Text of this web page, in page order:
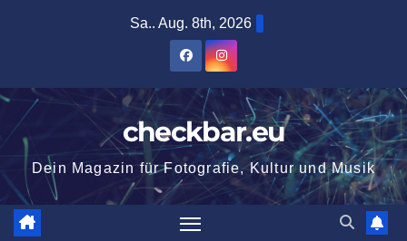
Sa.. Aug. 8th, 2026
checkbar.eu
Dein Magazin für Fotografie, Kultur und Musik